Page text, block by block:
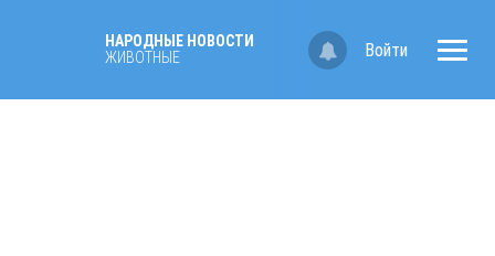
НАРОДНЫЕ НОВОСТИ
ЖИВОТНЫЕ
Войти